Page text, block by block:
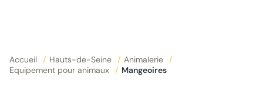
Accueil / Hauts-de-Seine / Animalerie
/
Equipement pour animaux
/ Mangeoires